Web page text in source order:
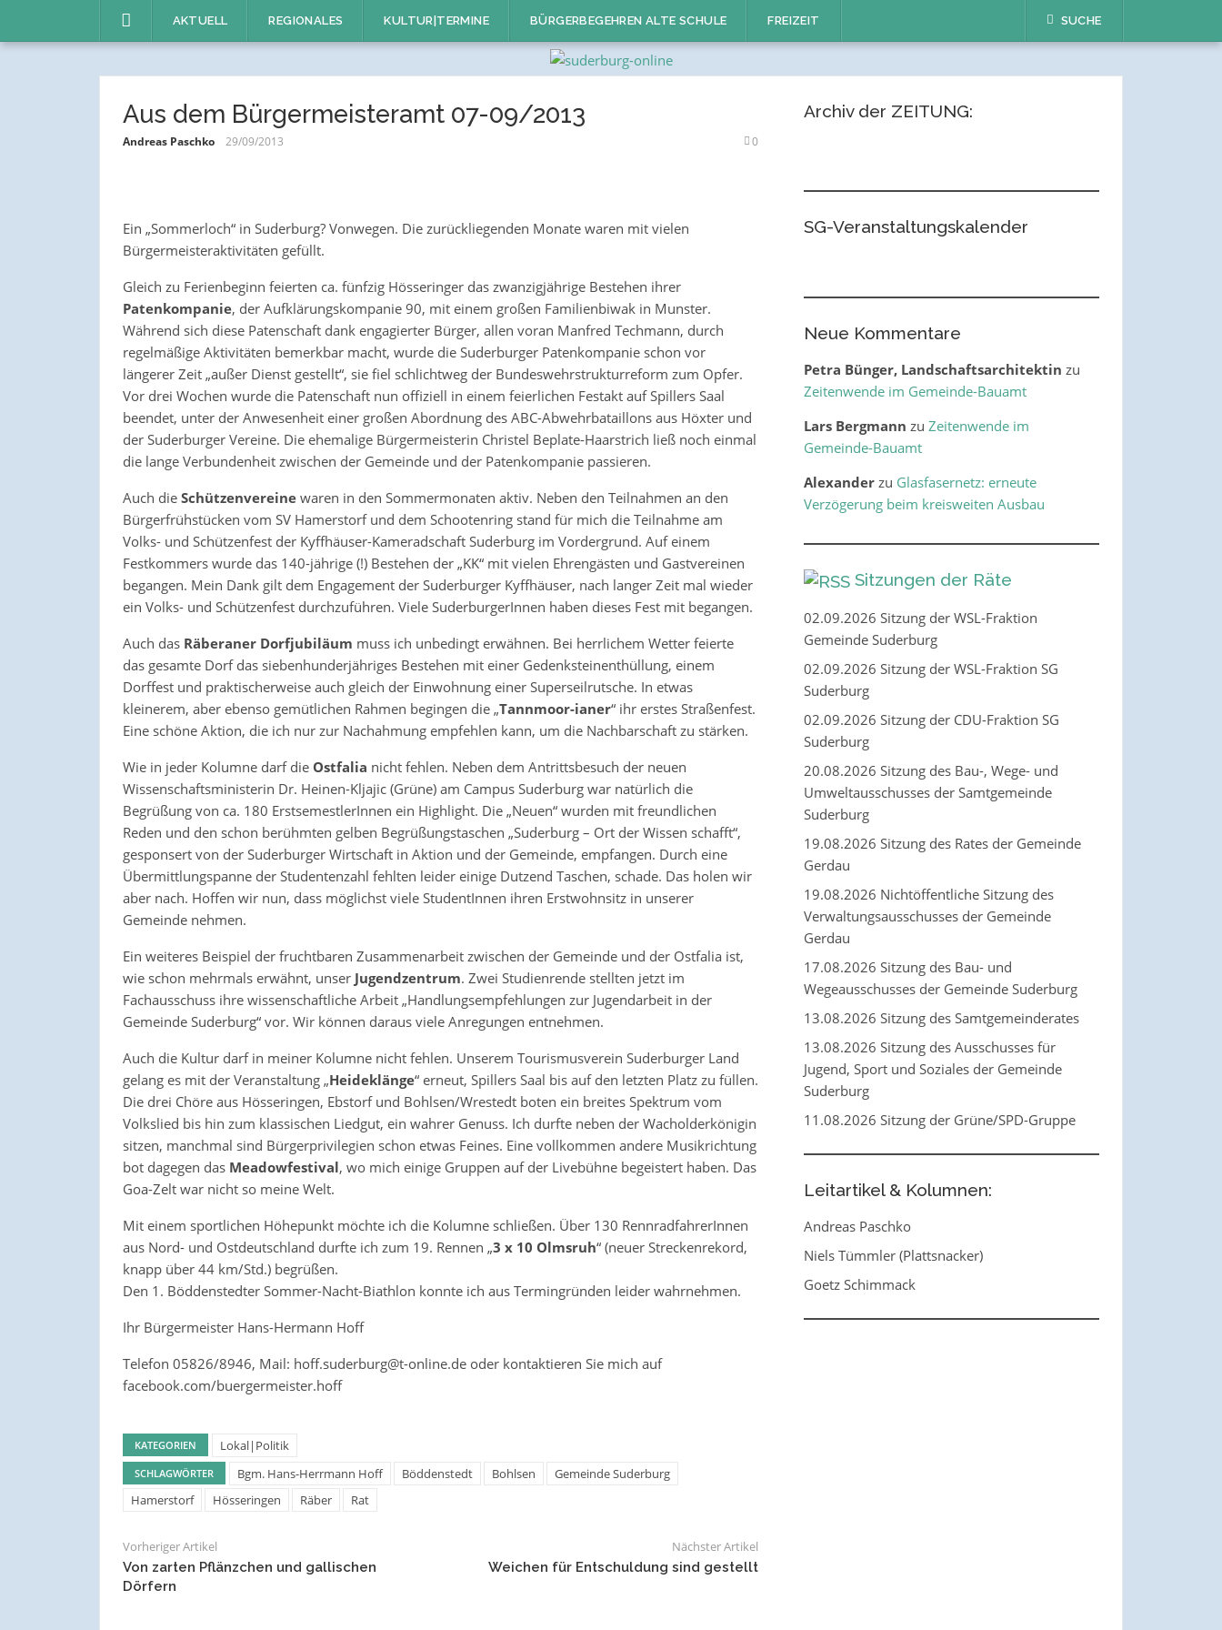
AKTUELL REGIONALES KULTUR|TERMINE BÜRGERBEGEHREN ALTE SCHULE FREIZEIT SUCHE
Aus dem Bürgermeisteramt 07-09/2013
Andreas Paschko 29/09/2013 0
Ein „Sommerloch“ in Suderburg? Vonwegen. Die zurückliegenden Monate waren mit vielen
Bürgermeisteraktivitäten gefüllt.
Gleich zu Ferienbeginn feierten ca. fünfzig Hösseringer das zwanzigjährige Bestehen ihrer
Patenkompanie, der Aufklärungskompanie 90, mit einem großen Familienbiwak in Munster.
Während sich diese Patenschaft dank engagierter Bürger, allen voran Manfred Techmann, durch
regelmäßige Aktivitäten bemerkbar macht, wurde die Suderburger Patenkompanie schon vor
längerer Zeit „außer Dienst gestellt“, sie fiel schlichtweg der Bundeswehrstrukturreform zum Opfer.
Vor drei Wochen wurde die Patenschaft nun offiziell in einem feierlichen Festakt auf Spillers Saal
beendet, unter der Anwesenheit einer großen Abordnung des ABC-Abwehrbataillons aus Höxter und
der Suderburger Vereine. Die ehemalige Bürgermeisterin Christel Beplate-Haarstrich ließ noch einmal
die lange Verbundenheit zwischen der Gemeinde und der Patenkompanie passieren.
Auch die Schützenvereinewaren in den Sommermonaten aktiv. Neben den Teilnahmen an den
Bürgerfrühstücken vom SV Hamerstorf und dem Schootenring stand für mich die Teilnahme am
Volks- und Schützenfest der Kyffhäuser-Kameradschaft Suderburg im Vordergrund. Auf einem
Festkommers wurde das 140-jährige (!) Bestehen der „KK“ mit vielen Ehrengästen und Gastvereinen
begangen. Mein Dank gilt dem Engagement der Suderburger Kyffhäuser, nach langer Zeit mal wieder
ein Volks- und Schützenfest durchzuführen. Viele SuderburgerInnen haben dieses Fest mit begangen.
Auch das Räberaner Dorfjubiläum muss ich unbedingt erwähnen. Bei herrlichem Wetter feierte
das gesamte Dorf das siebenhunderjähriges Bestehen mit einer Gedenksteinenthüllung, einem
Dorffest und praktischerweise auch gleich der Einwohnung einer Superseilrutsche. In etwas
kleinerem, aber ebenso gemütlichen Rahmen begingen die „Tannmoor-ianer“ ihr erstes Straßenfest.
Eine schöne Aktion, die ich nur zur Nachahmung empfehlen kann, um die Nachbarschaft zu stärken.
Wie in jeder Kolumne darf die Ostfalia nicht fehlen. Neben dem Antrittsbesuch der neuen
Wissenschaftsministerin Dr. Heinen-Kljajic (Grüne) am Campus Suderburg war natürlich die
Begrüßung von ca. 180 ErstsemestlerInnen ein Highlight. Die „Neuen“ wurden mit freundlichen
Reden und den schon berühmten gelben Begrüßungstaschen „Suderburg – Ort der Wissen schafft“,
gesponsert von der Suderburger Wirtschaft in Aktion und der Gemeinde, empfangen. Durch eine
Übermittlungspanne der Studentenzahl fehlten leider einige Dutzend Taschen, schade. Das holen wir
aber nach. Hoffen wir nun, dass möglichst viele StudentInnen ihren Erstwohnsitz in unserer
Gemeinde nehmen.
Ein weiteres Beispiel der fruchtbaren Zusammenarbeit zwischen der Gemeinde und der Ostfalia ist,
wie schon mehrmals erwähnt, unser Jugendzentrum. Zwei Studienrende stellten jetzt im
Fachausschuss ihre wissenschaftliche Arbeit „Handlungsempfehlungen zur Jugendarbeit in der
Gemeinde Suderburg“ vor. Wir können daraus viele Anregungen entnehmen.
Auch die Kultur darf in meiner Kolumne nicht fehlen. Unserem Tourismusverein Suderburger Land
gelang es mit der Veranstaltung „Heideklänge“ erneut, Spillers Saal bis auf den letzten Platz zu füllen.
Die drei Chöre aus Hösseringen, Ebstorf und Bohlsen/Wrestedt boten ein breites Spektrum vom
Volkslied bis hin zum klassischen Liedgut, ein wahrer Genuss. Ich durfte neben der Wacholderkönigin
sitzen, manchmal sind Bürgerprivilegien schon etwas Feines. Eine vollkommen andere Musikrichtung
bot dagegen das Meadowfestival, wo mich einige Gruppen auf der Livebühne begeistert haben. Das
Goa-Zelt war nicht so meine Welt.
Mit einem sportlichen Höhepunkt möchte ich die Kolumne schließen. Über 130 RennradfahrerInnen
aus Nord- und Ostdeutschland durfte ich zum 19. Rennen „3 x 10 Olmsruh“ (neuer Streckenrekord,
knapp über 44 km/Std.) begrüßen.
Den 1. Böddenstedter Sommer-Nacht-Biathlon konnte ich aus Termingründen leider wahrnehmen.
Ihr Bürgermeister Hans-Hermann Hoff
Telefon 05826/8946, Mail: hoff.suderburg@t-online.de oder kontaktieren Sie mich auf
facebook.com/buergermeister.hoff
KATEGORIEN Lokal|Politik
SCHLAGWÖRTER Bgm. Hans-Herrmann Hoff Böddenstedt Bohlsen
Gemeinde Suderburg
Hamerstorf
Hösseringen Räber Rat
Vorheriger Artikel
Von zarten Pflänzchen und gallischen
Dörfern
Nächster Artikel
Weichen für Entschuldung sind gestellt
Archiv der ZEITUNG:
SG-Veranstaltungskalender
Neue Kommentare
Petra Bünger, Landschaftsarchitektin zu
Zeitenwende im Gemeinde-Bauamt
Lars Bergmann zu Zeitenwende im
Gemeinde-Bauamt
Alexanderzu Glasfasernetz: erneute
Verzögerung beim kreisweiten Ausbau
Sitzungen der Räte
02.09.2026 Sitzung der WSL-Fraktion
Gemeinde Suderburg
02.09.2026 Sitzung der WSL-Fraktion SG
Suderburg
02.09.2026 Sitzung der CDU-Fraktion SG
Suderburg
20.08.2026 Sitzung des Bau-, Wege- und
Umweltausschusses der Samtgemeinde
Suderburg
19.08.2026 Sitzung des Rates der Gemeinde
Gerdau
19.08.2026 Nichtöffentliche Sitzung des
Verwaltungsausschusses der Gemeinde
Gerdau
17.08.2026 Sitzung des Bau- und
Wegeausschusses der Gemeinde Suderburg
13.08.2026 Sitzung des Samtgemeinderates
13.08.2026 Sitzung des Ausschusses für
Jugend, Sport und Soziales der Gemeinde
Suderburg
11.08.2026 Sitzung der Grüne/SPD-Gruppe
Leitartikel & Kolumnen:
Andreas Paschko
Niels Tümmler (Plattsnacker)
Goetz Schimmack